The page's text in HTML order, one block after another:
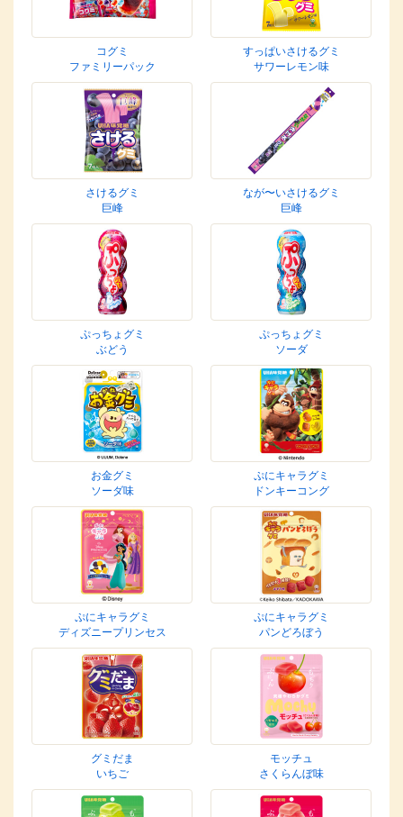
コグミ
ファミリーパック
すっぱいさけるグミ
サワーレモン味
さけるグミ
巨峰
なが〜いさけるグミ
巨峰
ぷっちょグミ
ぶどう
ぷっちょグミ
ソーダ
お金グミ
ソーダ味
ぷにキャラグミ
ドンキーコング
ぷにキャラグミ
ディズニープリンセス
ぷにキャラグミ
パンどろぼう
グミだま
いちご
モッチュ
さくらんぼ味